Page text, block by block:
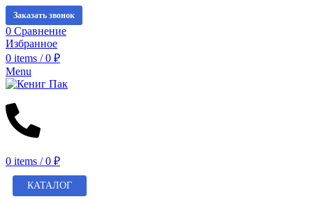
Заказать звонок
0 Сравнение
Избранное
0 items / 0 ₽
Menu
0 items / 0 ₽
КАТАЛОГ